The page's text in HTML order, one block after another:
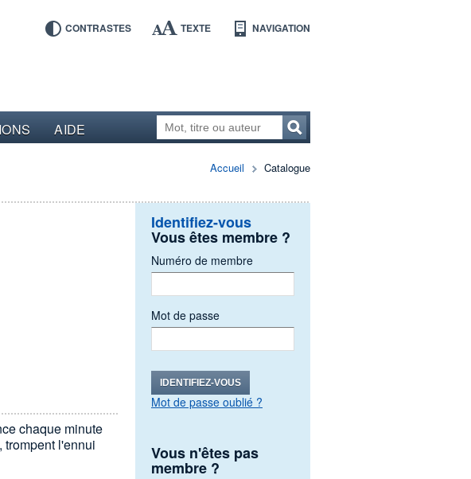
CONTRASTES TEXTE NAVIGATION
AIDE
Accueil Catalogue
chaque minute
trompent l'ennui
Identifiez-vous
Vous êtes membre ?
Numéro de membre
Mot de passe
IDENTIFIEZ-VOUS
Mot de passe oublié ?
Vous n'êtes pas
membre ?